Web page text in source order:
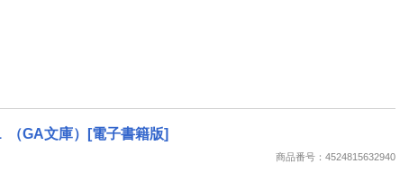
（GA文庫）[電子書籍版]
商品番号：4524815632940